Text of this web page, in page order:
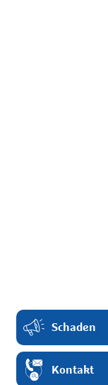
Schaden
Kontakt